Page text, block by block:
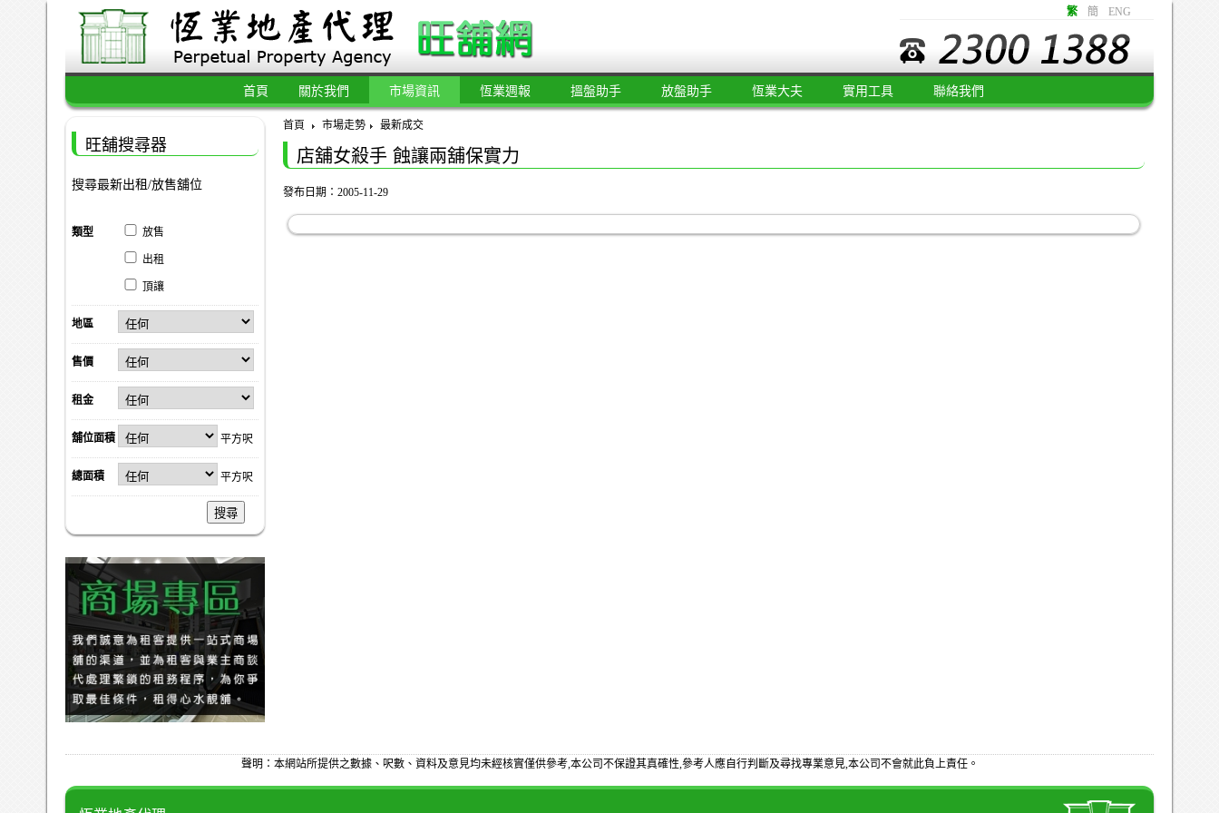
繁 簡 ENG
首頁 關於我們 市場資訊 恆業週報 搵盤助手 放盤助手 恆業大夫 實用工具 聯絡我們
首頁 市場走勢 最新成交
店舖女殺手 蝕讓兩舖保實力
發布日期：2005-11-29
旺舖搜尋器
搜尋最新出租/放售舖位
類型 放售
出租
頂讓
地區
售價
租金
舖位面積 平方呎
總面積 平方呎
搜尋
聲明：本網站所提供之數據、呎數、資料及意見均未經核實僅供參考,本公司不保證其真確性,參考人應自行判斷及尋找專業意見,本公司不會就此負上責任。